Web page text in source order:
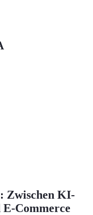
Zwischen KI-
Commerce